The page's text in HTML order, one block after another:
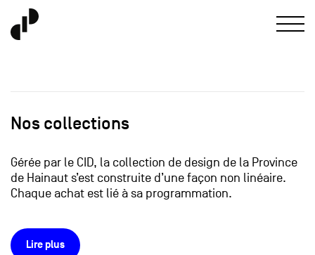
Nos collections
Gérée par le CID, la collection de design de la Province
de Hainaut s’est construite d’une façon non linéaire.
Chaque achat est lié à sa programmation.
Lire plus